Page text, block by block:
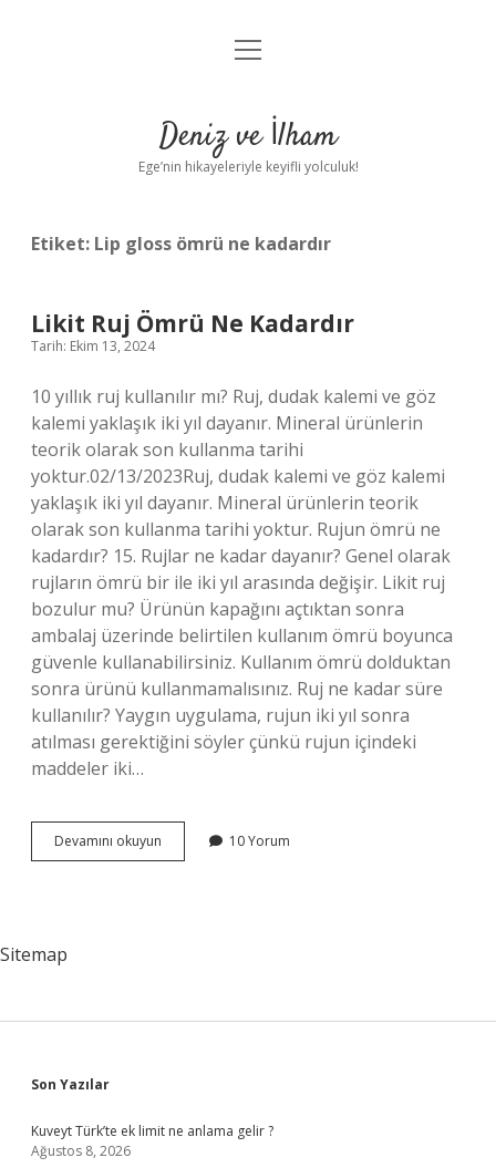
Anasayfa
Yasal Uyarı
menüyü
Deniz ve İlham
Ege’nin hikayeleriyle keyifli yolculuk!
Etiket: Lip gloss ömrü ne kadardır
Likit Ruj Ömrü Ne Kadardır
Tarih: Ekim 13, 2024
10 yıllık ruj kullanılır mı? Ruj, dudak kalemi ve göz
kalemi yaklaşık iki yıl dayanır. Mineral ürünlerin
teorik olarak son kullanma tarihi
yoktur.02/13/2023Ruj, dudak kalemi ve göz kalemi
yaklaşık iki yıl dayanır. Mineral ürünlerin teorik
olarak son kullanma tarihi yoktur. Rujun ömrü ne
kadardır? 15. Rujlar ne kadar dayanır? Genel olarak
rujların ömrü bir ile iki yıl arasında değişir. Likit ruj
bozulur mu? Ürünün kapağını açtıktan sonra
ambalaj üzerinde belirtilen kullanım ömrü boyunca
güvenle kullanabilirsiniz. Kullanım ömrü dolduktan
sonra ürünü kullanmamalısınız. Ruj ne kadar süre
kullanılır? Yaygın uygulama, rujun iki yıl sonra
atılması gerektiğini söyler çünkü rujun içindeki
maddeler iki…
Devamını okuyun
Ruj
10 Yorum
Sitemap
Sidebar
Son Yazılar
Kuveyt Türk’te ek limit ne anlama gelir ?
Ağustos 8, 2026